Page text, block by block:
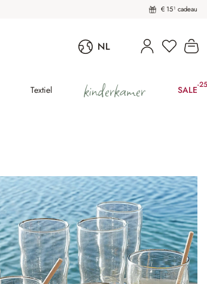
€ 15¹ cadeau
NL U heeft
Textiel kinderkamer SALE-